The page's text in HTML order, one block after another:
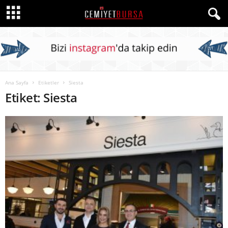
Ana Sayfa Etiketler Siesta
Etiket: Siesta